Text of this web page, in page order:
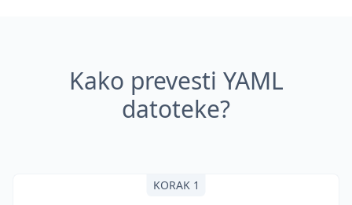
Kako prevesti YAML
datoteke?
KORAK 1